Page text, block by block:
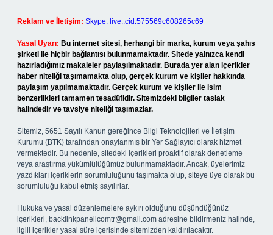
Reklam ve İletişim: Skype: live:.cid.575569c608265c69
Yasal Uyarı: Bu internet sitesi, herhangi bir marka, kurum veya şahıs
şirketi ile hiçbir bağlantısı bulunmamaktadır. Sitede yalnızca kendi
hazırladığımız makaleler paylaşılmaktadır. Burada yer alan içerikler
haber niteliği taşımamakta olup, gerçek kurum ve kişiler hakkında
paylaşım yapılmamaktadır. Gerçek kurum ve kişiler ile isim
benzerlikleri tamamen tesadüfidir. Sitemizdeki bilgiler taslak
halindedir ve tavsiye niteliği taşımazlar.
Sitemiz, 5651 Sayılı Kanun gereğince Bilgi Teknolojileri ve İletişim
Kurumu (BTK) tarafından onaylanmış bir Yer Sağlayıcı olarak hizmet
vermektedir. Bu nedenle, sitedeki içerikleri proaktif olarak denetleme
veya araştırma yükümlülüğümüz bulunmamaktadır. Ancak, üyelerimiz
yazdıkları içeriklerin sorumluluğunu taşımakta olup, siteye üye olarak bu
sorumluluğu kabul etmiş sayılırlar.
Hukuka ve yasal düzenlemelere aykırı olduğunu düşündüğünüz
içerikleri, backlinkpanelicomtr@gmail.com adresine bildirmeniz halinde,
ilgili içerikler yasal süre içerisinde sitemizden kaldırılacaktır.